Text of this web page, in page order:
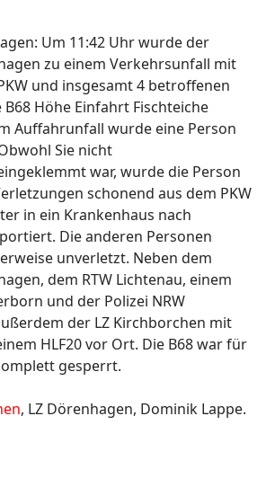
Um 11:42 Uhr wurde der
zu einem Verkehrsunfall mit
und insgesamt 4 betroffenen
Höhe Einfahrt Fischteiche
Auffahrunfall wurde eine Person
Sie nicht
war, wurde die Person
schonend aus dem PKW
in ein Krankenhaus nach
Die anderen Personen
unverletzt. Neben dem
dem RTW Lichtenau, einem
und der Polizei NRW
der LZ Kirchborchen mit
HLF20 vor Ort. Die B68 war für
gesperrt.
, LZ Dörenhagen, Dominik Lappe.